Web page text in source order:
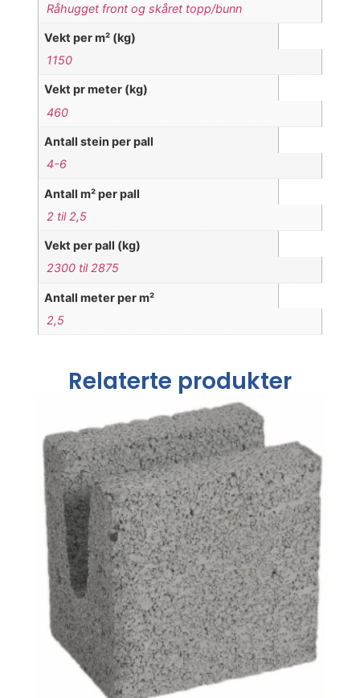
Råhugget front og skåret topp/bunn
Vekt per m² (kg)
1150
Vekt pr meter (kg)
460
Antall stein per pall
4-6
Antall m² per pall
2 til 2,5
Vekt per pall (kg)
2300 til 2875
Antall meter per m²
2,5
Relaterte produkter